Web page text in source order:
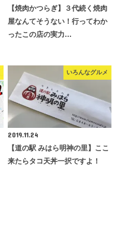
【焼肉かつらぎ】３代続く焼肉
屋なんてそうない！行ってわか
ったこの店の実力…
いろんなグルメ
2019.11.24
【道の駅 みはら明神の里】ここ
来たらタコ天丼一択ですよ！